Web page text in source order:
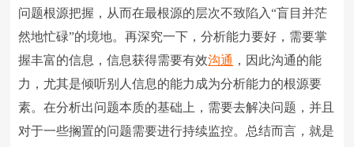
问题根源把握，从而在最根源的层次不致陷入“盲目并茫
然地忙碌”的境地。再深究一下，分析能力要好，需要掌
握丰富的信息，信息获得需要有效沟通 ，因此沟通的能
力，尤其是倾听别人信息的能力成为分析能力的根源要
素。在分析出问题本质的基础上，需要去解决问题，并且
对于一些搁置的问题需要进行持续监控。总结而言，就是